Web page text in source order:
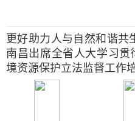
更好助力人与自然和谐共
南昌出席全省人大学习
境资源保护立法监督工作